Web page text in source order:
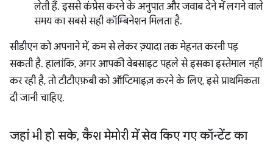
लेती हैं. इससे कंप्रेस करने के अनुपात और जवाब देने में लगने वाले
समय का सबसे सही कॉम्बिनेशन मिलता है.
सीडीएन को अपनाने में, कम से लेकर ज़्यादा तक मेहनत करनी पड़
सकती है. हालांकि, अगर आपकी वेबसाइट पहले से इसका इस्तेमाल नहीं
कर रही है, तो टीटीएफ़बी को ऑप्टिमाइज़ करने के लिए, इसे प्राथमिकता
दी जानी चाहिए.
जहां भी हो सके, कैश मेमोरी में सेव किए गए कॉन्टेंट का